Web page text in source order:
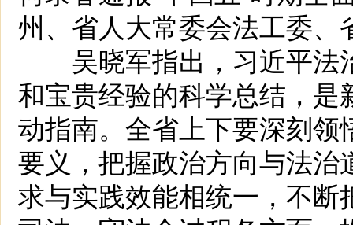
州、省人大常委会法工委
吴晓军指出，习近平法
和宝贵经验的科学总结，
动指南。全省上下要深刻
要义，把握政治方向与法
求与实践效能相统一，不